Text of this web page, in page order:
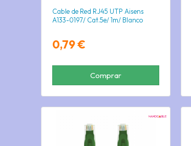
Cable de Red RJ45 UTP Aisens
A133-0197/ Cat.5e/ 1m/ Blanco
0,79 €
Comprar